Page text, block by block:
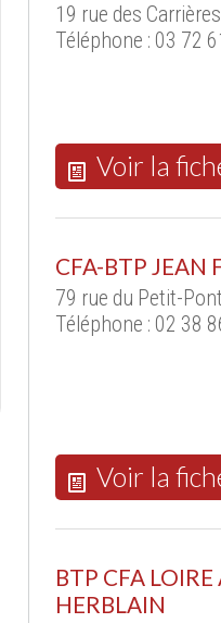
19 rue des
Téléphone : 03 72
Voir la
CFA-BTP JEAN
79 rue du Petit-
Téléphone : 02 38
Voir la
BTP CFA
HERBLAIN